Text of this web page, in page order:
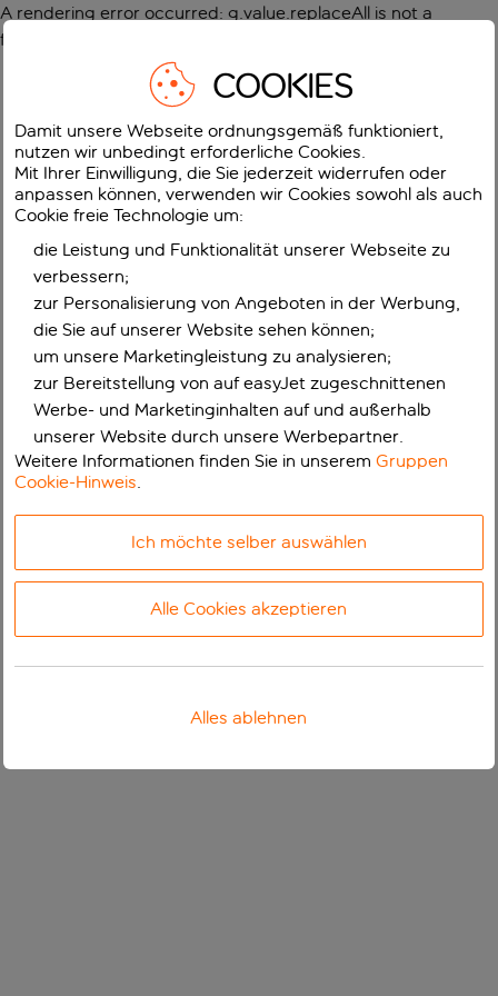
A rendering error occurred: g.value.replaceAll is not a
function
COOKIES
Damit unsere Webseite ordnungsgemäß funktioniert,
nutzen wir unbedingt erforderliche Cookies.
Mit Ihrer Einwilligung, die Sie jederzeit widerrufen oder
anpassen können, verwenden wir Cookies sowohl als auch
Cookie freie Technologie um:
die Leistung und Funktionalität unserer Webseite zu
verbessern;
zur Personalisierung von Angeboten in der Werbung,
die Sie auf unserer Website sehen können;
um unsere Marketingleistung zu analysieren;
zur Bereitstellung von auf easyJet zugeschnittenen
Werbe- und Marketinginhalten auf und außerhalb
unserer Website durch unsere Werbepartner.
Weitere Informationen finden Sie in unseremGruppen
Cookie-Hinweis.
Ich möchte selber auswählen
Alle Cookies akzeptieren
Alles ablehnen